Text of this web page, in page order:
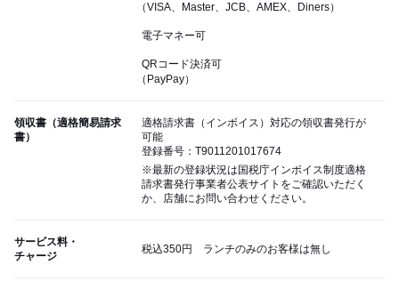
（VISA、Master、JCB、AMEX、Diners）
電子マネー可
QRコード決済可
（PayPay）
領収書（適格簡易請求
書）
適格請求書（インボイス）対応の領収書発行が
可能
登録番号：T9011201017674
※最新の登録状況は国税庁インボイス制度適格
請求書発行事業者公表サイトをご確認いただく
か、店舗にお問い合わせください。
サービス料・
チャージ
税込350円 ランチのみのお客様は無し